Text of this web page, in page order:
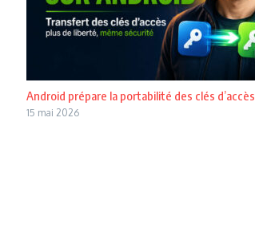
Android prépare la portabilité des clés d’accès
15 mai 2026